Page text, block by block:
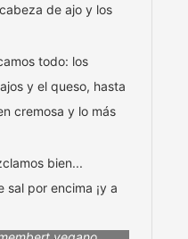
de ajo y los
todo: los
y el queso, hasta
cremosa y lo más
bien...
por encima ¡y a